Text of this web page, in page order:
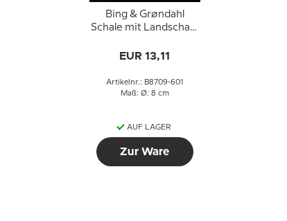
Bing & Grøndahl
Schale mit Landschaft
EUR 13,11
Artikelnr.: B8709-601
Maß: Ø: 8 cm
AUF LAGER
Zur Ware